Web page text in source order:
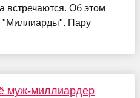
встречаются. Об этом
"Миллиарды". Пару
муж-миллиардер